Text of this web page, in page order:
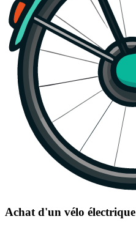
Achat d'un vélo électrique